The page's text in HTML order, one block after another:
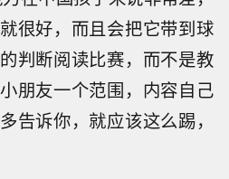
很好，而且会把它带到球
判断阅读比赛，而不是教
朋友一个范围，内容自己
告诉你，就应该这么踢，